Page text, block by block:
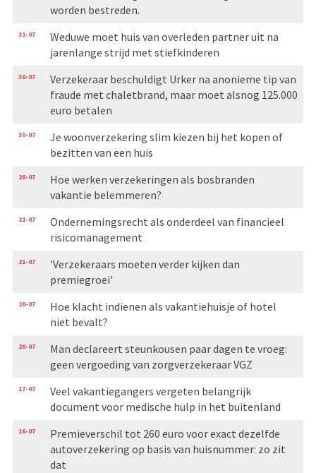
worden bestreden.
31-07
Weduwe moet huis van overleden partner uit na
jarenlange strijd met stiefkinderen
30-07
Verzekeraar beschuldigt Urker na anonieme tip van
fraude met chaletbrand, maar moet alsnog 125.000
euro betalen
30-07
Je woonverzekering slim kiezen bij het kopen of
bezitten van een huis
28-07
Hoe werken verzekeringen als bosbranden
vakantie belemmeren?
21-07
Ondernemingsrecht als onderdeel van financieel
risicomanagement
21-07
'Verzekeraars moeten verder kijken dan
premiegroei'
20-07
Hoe klacht indienen als vakantiehuisje of hotel
niet bevalt?
20-07
Man declareert steunkousen paar dagen te vroeg:
geen vergoeding van zorgverzekeraar VGZ
17-07
Veel vakantiegangers vergeten belangrijk
document voor medische hulp in het buitenland
16-07
Premieverschil tot 260 euro voor exact dezelfde
autoverzekering op basis van huisnummer: zo zit
dat